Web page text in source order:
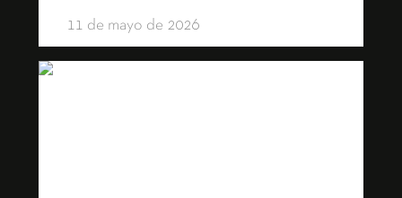
11 de mayo de 2026